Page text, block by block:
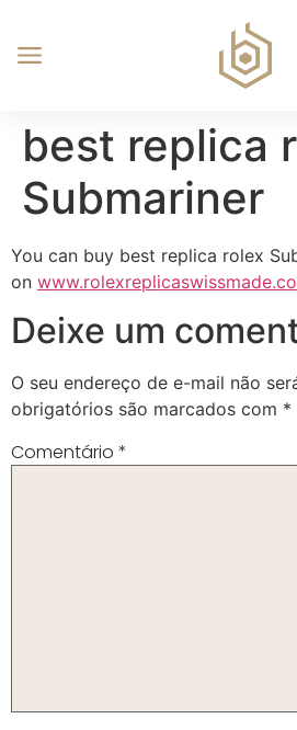
best replica
Submariner
You can buy best replica rolex
on
Deixe um
O seu endereço de e-mail não
obrigatórios são marcados com *
Comentário *